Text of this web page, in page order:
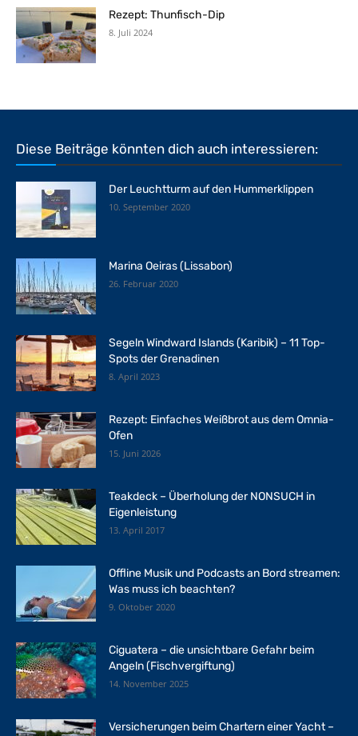
Rezept: Thunfisch-Dip
8. Juli 2024
Diese Beiträge könnten dich auch interessieren:
Der Leuchtturm auf den Hummerklippen
10. September 2020
Marina Oeiras (Lissabon)
26. Februar 2020
Segeln Windward Islands (Karibik) – 11 Top-
Spots der Grenadinen
8. April 2023
Rezept: Einfaches Weißbrot aus dem Omnia-
Ofen
15. Juni 2026
Teakdeck – Überholung der NONSUCH in
Eigenleistung
13. April 2017
Offline Musik und Podcasts an Bord streamen:
Was muss ich beachten?
9. Oktober 2020
Ciguatera – die unsichtbare Gefahr beim
Angeln (Fischvergiftung)
14. November 2025
Versicherungen beim Chartern einer Yacht –